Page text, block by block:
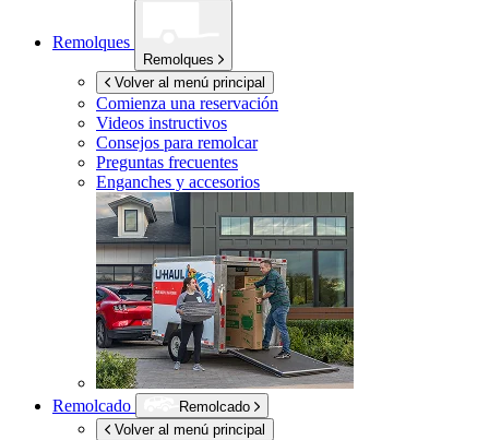
Remolques
Remolques
Volver al menú principal
Comienza una reservación
Videos instructivos
Consejos para remolcar
Preguntas frecuentes
Enganches y accesorios
Remolcado
Remolcado
Volver al menú principal